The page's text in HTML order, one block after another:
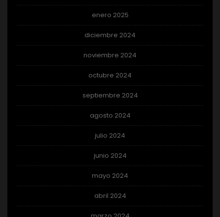
enero 2025
diciembre 2024
noviembre 2024
octubre 2024
septiembre 2024
agosto 2024
julio 2024
junio 2024
mayo 2024
abril 2024